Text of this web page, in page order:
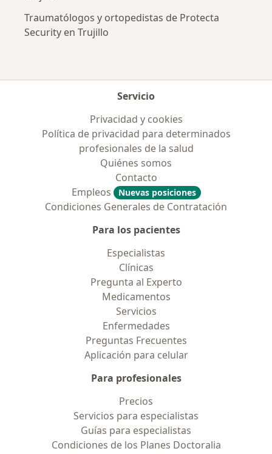
Traumatólogos y ortopedistas de Protecta
Security en Trujillo
Servicio
Privacidad y cookies
Política de privacidad para determinados
profesionales de la salud
Quiénes somos
Contacto
Empleos
Nuevas posiciones
Condiciones Generales de Contratación
Para los pacientes
Especialistas
Clínicas
Pregunta al Experto
Medicamentos
Servicios
Enfermedades
Preguntas Frecuentes
Aplicación para celular
Para profesionales
Precios
Servicios para especialistas
Guías para especialistas
Condiciones de los Planes Doctoralia